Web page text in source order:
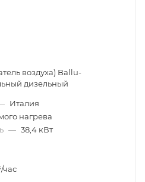
воздуха) Ballu-
дизельный
Италия
нагрева
— 38,4 кВт
час